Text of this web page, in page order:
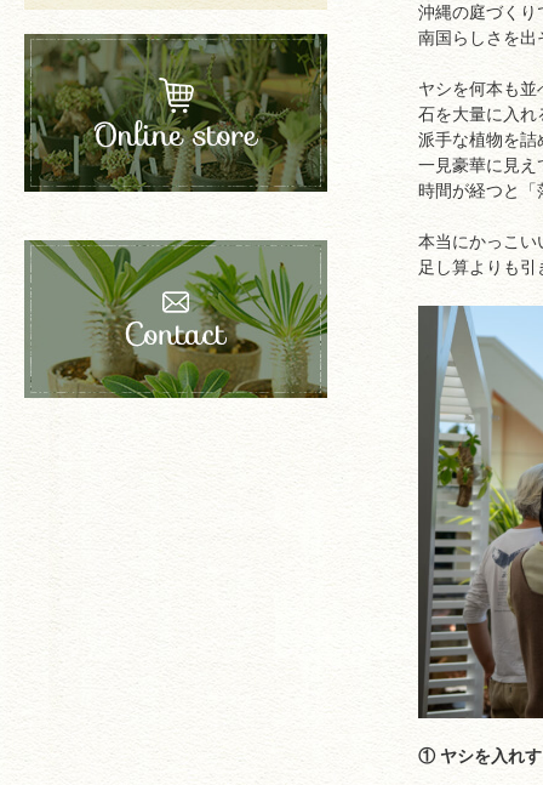
沖縄の庭づくり
南国らしさを出
ヤシを何本も並
石を大量に入れ
派手な植物を詰
一見豪華に見え
時間が経つと「
本当にかっこい
足し算よりも
① ヤシを入れす